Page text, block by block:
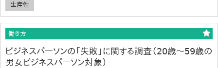
生産性
働き方
ビジネスパーソンの「失敗」に関する調査（20歳～59歳の
男女ビジネスパーソン対象）